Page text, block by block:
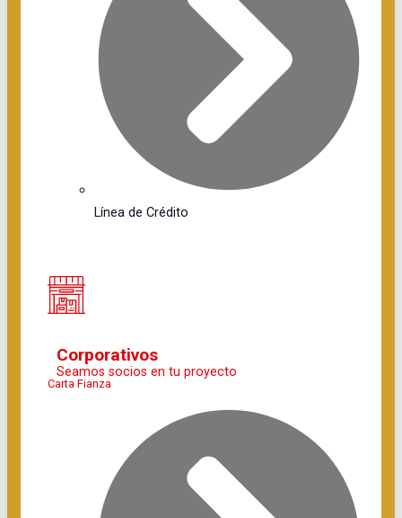
Línea de Crédito
Corporativos
Seamos socios en tu proyecto
Carta Fianza